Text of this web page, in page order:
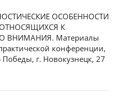
ОСОБЕННОСТИ
К
ВНИМАНИЯ. Материалы
конференции,
г. Новокузнецк, 27